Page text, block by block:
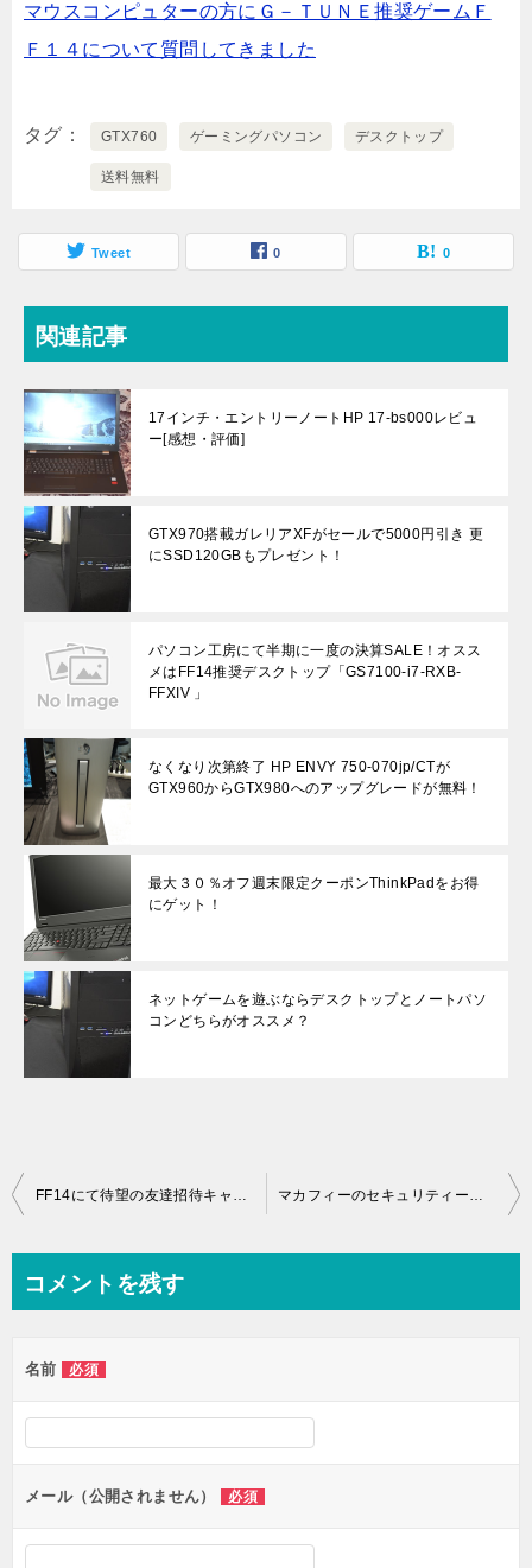
マウスコンピュターの方にＧ－ＴＵＮＥ推奨ゲームＦ
Ｆ１４について質問してきました
タグ GTX760 ゲーミングパソコン デスクトップ
送料無料
Tweet 0 0
関連記事
17インチ・エントリーノートHP 17-bs000レビュ
ー[感想・評価]
GTX970搭載ガレリアXFがセールで5000円引き 更
にSSD120GBもプレゼント！
パソコン工房にて半期に一度の決算SALE！オスス
メはFF14推奨デスクトップ「GS7100-i7-RXB-
FFXIV 」
なくなり次第終了 HP ENVY 750-070jp/CTが
GTX960からGTX980へのアップグレードが無料！
最大３０％オフ週末限定クーポンThinkPadをお得
にゲット！
ネットゲームを遊ぶならデスクトップとノートパソ
コンどちらがオススメ？
投
ビ
ー
シ
ン
FF14にて待望の友達招待キャンペーンと14日間無料プレイ体験がスタート！ マカフィーのセキュリティーソフトが9/1日まで最大5割引！おすすめはスマホにも使えるオールアクセス2014！
コメントを残す
名前 必須
メール（公開されません） 必須